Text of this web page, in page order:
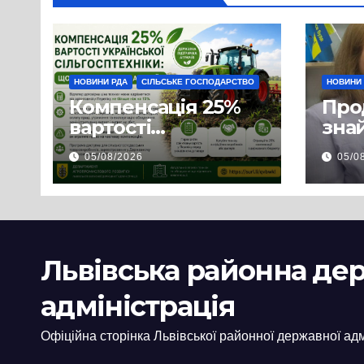
НОВИНИ РДА СІЛЬСЬКЕ ГОСПОДАРСТВО
Компенсація 25%
вартості
української
сільгосптехніки:
що змінилося для
05/08/2026
НОВИНИ
05/
Львівська районна
адміністрація
Офіційна сторінка Львівської районної державної